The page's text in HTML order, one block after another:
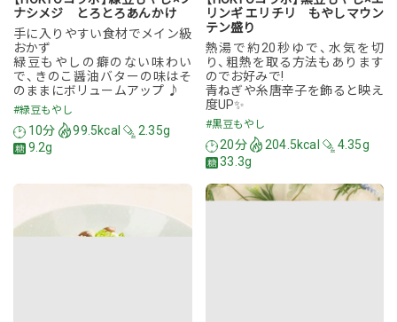
ナシメジ とろとろあんかけ
手に入りやすい食材でメイン級
おかず
緑豆もやしの癖のない味わい
で、きのこ醤油バターの味はそ
のままにボリュームアップ ♪
#緑豆もやし
10分 99.5kcal
2.35g
9.2g
リンギ エリチリ もやしマウン
テン盛り
熱湯で約20秒ゆで、水気を切
り、粗熱を取る方法もあります
のでお好みで!
青ねぎや糸唐辛子を飾ると映え
度UP✨
#黒豆もやし
20分 204.5kcal
4.35g
33.3g